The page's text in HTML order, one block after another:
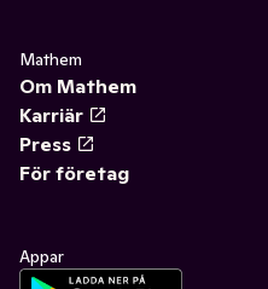
Mathem
Om Mathem
Karriär
Press
För företag
Appar